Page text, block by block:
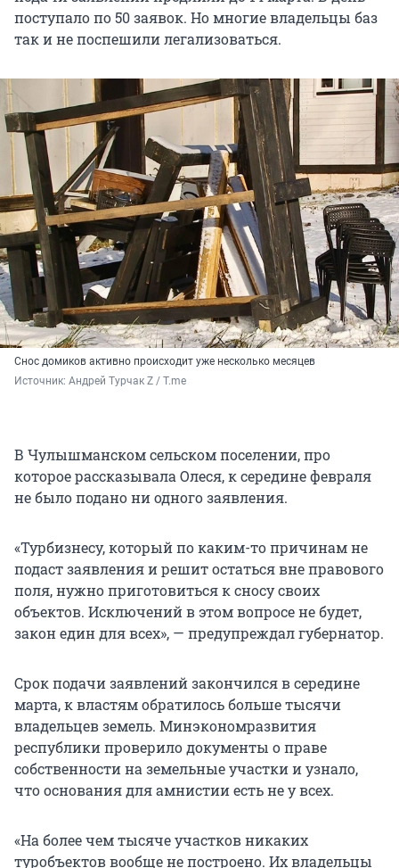
поступало по 50 заявок. Но многие владельцы баз
так и не поспешили легализоваться.
Снос домиков активно происходит уже несколько месяцев
Источник: Андрей Турчак Z / T.me
В Чулышманском сельском поселении, про
которое рассказывала Олеся, к середине февраля
не было подано ни одного заявления.
«Турбизнесу, который по каким-то причинам не
подаст заявления и решит остаться вне правового
поля, нужно приготовиться к сносу своих
объектов. Исключений в этом вопросе не будет,
закон един для всех», — предупреждал губернатор.
Срок подачи заявлений закончился в середине
марта, к властям обратилось больше тысячи
владельцев земель. Минэкономразвития
республики проверило документы о праве
собственности на земельные участки и узнало,
что основания для амнистии есть не у всех.
«На более чем тысяче участков никаких
туробъектов вообще не построено. Их владельцы